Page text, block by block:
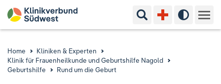
Suchbegriff eingeben
Hoher
Ihr Aufenthalt
Home
Kliniken & Experten
Klinik für Frauenheilkunde und Geburtshilfe Nagold
Geburtshilfe
Rund um die Geburt